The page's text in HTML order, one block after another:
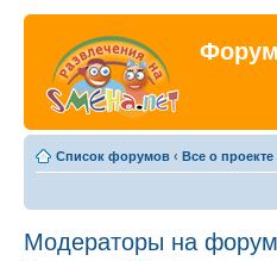
Форум
Список форумов ‹ Все о проекте
Модераторы на